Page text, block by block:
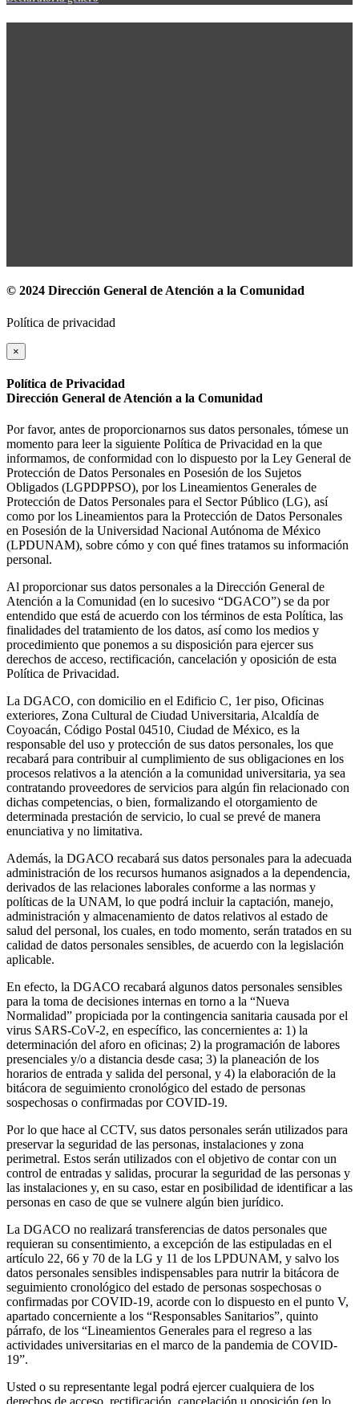
© 2024 Dirección General de Atención a la Comunidad
Política de privacidad
×
Política de Privacidad
Dirección General de Atención a la Comunidad
Por favor, antes de proporcionarnos sus datos personales, tómese un
momento para leer la siguiente Política de Privacidad en la que
informamos, de conformidad con lo dispuesto por la Ley General de
Protección de Datos Personales en Posesión de los Sujetos
Obligados (LGPDPPSO), por los Lineamientos Generales de
Protección de Datos Personales para el Sector Público (LG), así
como por los Lineamientos para la Protección de Datos Personales
en Posesión de la Universidad Nacional Autónoma de México
(LPDUNAM), sobre cómo y con qué fines tratamos su información
personal.
Al proporcionar sus datos personales a la Dirección General de
Atención a la Comunidad (en lo sucesivo “DGACO”) se da por
entendido que está de acuerdo con los términos de esta Política, las
finalidades del tratamiento de los datos, así como los medios y
procedimiento que ponemos a su disposición para ejercer sus
derechos de acceso, rectificación, cancelación y oposición de esta
Política de Privacidad.
La DGACO, con domicilio en el Edificio C, 1er piso, Oficinas
exteriores, Zona Cultural de Ciudad Universitaria, Alcaldía de
Coyoacán, Código Postal 04510, Ciudad de México, es la
responsable del uso y protección de sus datos personales, los que
recabará para contribuir al cumplimiento de sus obligaciones en los
procesos relativos a la atención a la comunidad universitaria, ya sea
contratando proveedores de servicios para algún fin relacionado con
dichas competencias, o bien, formalizando el otorgamiento de
determinada prestación de servicio, lo cual se prevé de manera
enunciativa y no limitativa.
Además, la DGACO recabará sus datos personales para la adecuada
administración de los recursos humanos asignados a la dependencia,
derivados de las relaciones laborales conforme a las normas y
políticas de la UNAM, lo que podrá incluir la captación, manejo,
administración y almacenamiento de datos relativos al estado de
salud del personal, los cuales, en todo momento, serán tratados en su
calidad de datos personales sensibles, de acuerdo con la legislación
aplicable.
En efecto, la DGACO recabará algunos datos personales sensibles
para la toma de decisiones internas en torno a la “Nueva
Normalidad” propiciada por la contingencia sanitaria causada por el
virus SARS-CoV-2, en específico, las concernientes a: 1) la
determinación del aforo en oficinas; 2) la programación de labores
presenciales y/o a distancia desde casa; 3) la planeación de los
horarios de entrada y salida del personal, y 4) la elaboración de la
bitácora de seguimiento cronológico del estado de personas
sospechosas o confirmadas por COVID-19.
Por lo que hace al CCTV, sus datos personales serán utilizados para
preservar la seguridad de las personas, instalaciones y zona
perimetral. Estos serán utilizados con el objetivo de contar con un
control de entradas y salidas, procurar la seguridad de las personas y
las instalaciones y, en su caso, estar en posibilidad de identificar a las
personas en caso de que se vulnere algún bien jurídico.
La DGACO no realizará transferencias de datos personales que
requieran su consentimiento, a excepción de las estipuladas en el
artículo 22, 66 y 70 de la LG y 11 de los LPDUNAM, y salvo los
datos personales sensibles indispensables para nutrir la bitácora de
seguimiento cronológico del estado de personas sospechosas o
confirmadas por COVID-19, acorde con lo dispuesto en el punto V,
apartado concerniente a los “Responsables Sanitarios”, quinto
párrafo, de los “Lineamientos Generales para el regreso a las
actividades universitarias en el marco de la pandemia de COVID-
19”.
Usted o su representante legal podrá ejercer cualquiera de los